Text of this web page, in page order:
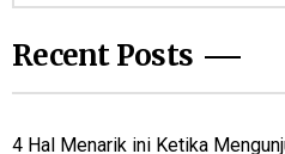
Recent Posts
4 Hal Menarik ini Ketika